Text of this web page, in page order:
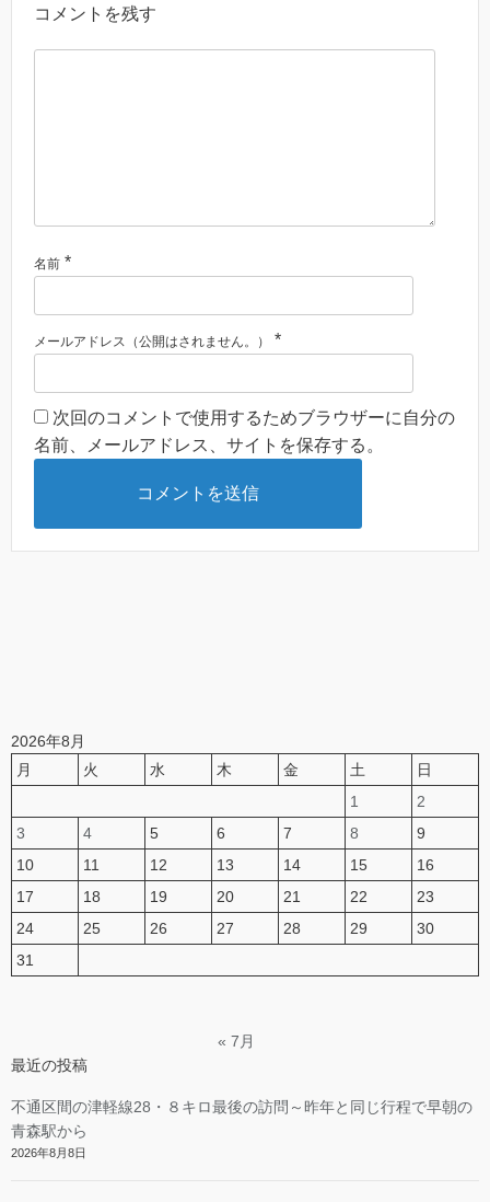
コメントを残す
名前 *
メールアドレス（公開はされません。） *
次回のコメントで使用するためブラウザーに自分の
名前、メールアドレス、サイトを保存する。
2026年8月
月
火 水 木 金 土
日
1
2
3
4 5 6 7 8
9
10
11 12 13 14 15
16
17
18 19 20 21 22
23
24
25 26 27 28 29
30
31
« 7月
最近の投稿
不通区間の津軽線28・８キロ最後の訪問～昨年と同じ行程で早朝の
青森駅から
2026年8月8日